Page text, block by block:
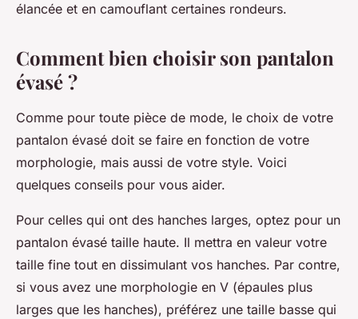
élancée et en camouflant certaines rondeurs.
Comment bien choisir son pantalon
évasé ?
Comme pour toute pièce de mode, le choix de votre
pantalon évasé doit se faire en fonction de votre
morphologie, mais aussi de votre style. Voici
quelques conseils pour vous aider.
Pour celles qui ont des hanches larges, optez pour un
pantalon évasé taille haute. Il mettra en valeur votre
taille fine tout en dissimulant vos hanches. Par contre,
si vous avez une morphologie en V (épaules plus
larges que les hanches), préférez une taille basse qui